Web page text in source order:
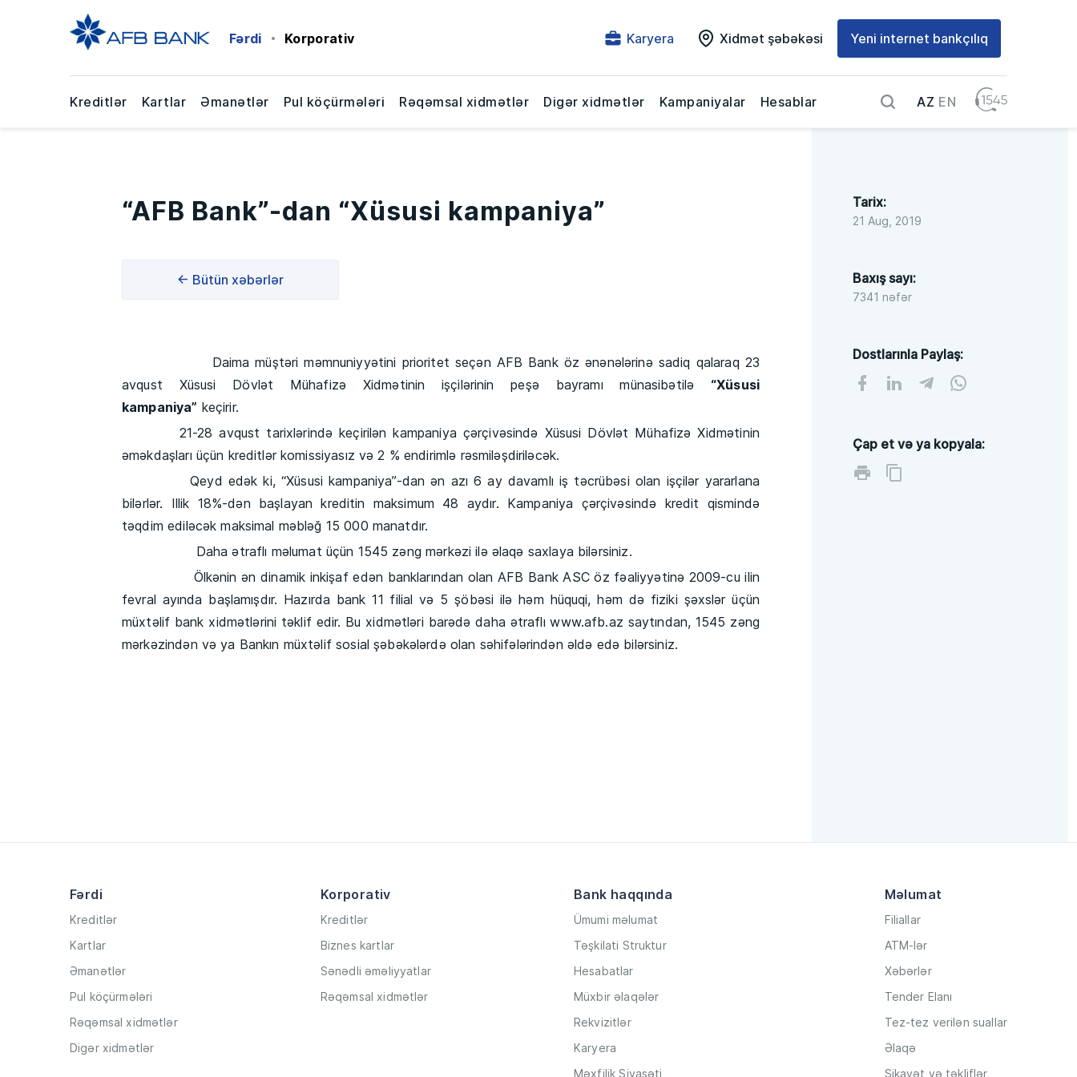
Fərdi Korporativ Karyera Xidmət şəbəkəsi Yeni internet bankçılıq
Kreditlər Kartlar Əmanətlər Pul köçürmələri Rəqəmsal xidmətlər Digər xidmətlər Kampaniyalar Hesablar AZ EN
“AFB Bank”-dan “Xüsusi kampaniya”
← Bütün xəbərlər
Daima müştəri məmnuniyyətini prioritet seçən AFB Bank öz ənənələrinə sadiq qalaraq 23
avqust Xüsusi Dövlət Mühafizə Xidmətinin işçilərinin peşə bayramı münasibətilə “Xüsusi
kampaniya” keçirir.
21-28 avqust tarixlərində keçirilən kampaniya çərçivəsində Xüsusi Dövlət Mühafizə Xidmətinin
əməkdaşları üçün kreditlər komissiyasız və 2 % endirimlə rəsmiləşdiriləcək.
Qeyd edək ki, “Xüsusi kampaniya”-dan ən azı 6 ay davamlı iş təcrübəsi olan işçilər yararlana
bilərlər. Illik 18%-dən başlayan kreditin maksimum 48 aydır. Kampaniya çərçivəsində kredit qismində
təqdim ediləcək maksimal məbləğ 15 000 manatdır.
Daha ətraflı məlumat üçün 1545 zəng mərkəzi ilə əlaqə saxlaya bilərsiniz.
Ölkənin ən dinamik inkişaf edən banklarından olan AFB Bank ASC öz fəaliyyətinə 2009-cu ilin
fevral ayında başlamışdır. Hazırda bank 11 filial və 5 şöbəsi ilə həm hüquqi, həm də fiziki şəxslər üçün
müxtəlif bank xidmətlərini təklif edir. Bu xidmətləri barədə daha ətraflı www.afb.az saytından, 1545 zəng
mərkəzindən və ya Bankın müxtəlif sosial şəbəkələrdə olan səhifələrindən əldə edə bilərsiniz.
Tarix:
21 Aug, 2019
Baxış sayı:
7341 nəfər
Dostlarınla Paylaş:
Çap et və ya kopyala:
Fərdi
Kreditlər
Kartlar
Əmanətlər
Pul köçürmələri
Rəqəmsal xidmətlər
Digər xidmətlər
Korporativ
Kreditlər
Biznes kartlar
Sənədli əməliyyatlar
Rəqəmsal xidmətlər
Bank haqqında
Ümumi məlumat
Təşkilati Struktur
Hesabatlar
Müxbir əlaqələr
Rekvizitlər
Karyera
Məxfilik Siyasəti
Məlumat
Filiallar
ATM-lər
Xəbərlər
Tender Elanı
Tez-tez verilən suallar
Əlaqə
Şikayət və təkliflər